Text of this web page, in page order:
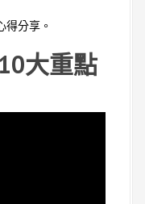
得分享。
大重點